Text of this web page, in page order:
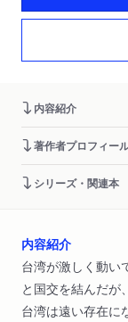
内容紹介
著作者プロフィー
シリーズ・関連本
内容紹介
台湾が激しく動い
と国交を結んだが
台湾は遠い存在に